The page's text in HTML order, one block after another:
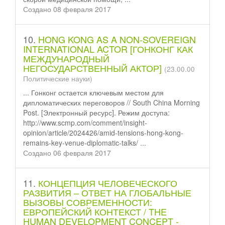
Создано 08 февраля 2017
10. HONG KONG AS A NON-SOVEREIGN
INTERNATIONAL ACTOR [ГОНКОНГ КАК
МЕЖДУНАРОДНЫЙ
НЕГОСУДАРСТВЕННЫЙ АКТОР] (23.00.00
Политические науки)
... Гонконг остается ключевым местом для
дипломатических переговоров // South China Morning
Post. [Электронный ресурс]. Режим доступа:
http://www.scmp.com/comment/insight-
opinion/article/2024426/amid-tensions-hong-kong-
remains-key-venue-diplomatic-talks/ ...
Создано 06 февраля 2017
11. КОНЦЕПЦИЯ ЧЕЛОВЕЧЕСКОГО
РАЗВИТИЯ – ОТВЕТ НА ГЛОБАЛЬНЫЕ
ВЫЗОВЫ СОВРЕМЕННОСТИ:
ЕВРОПЕЙСКИЙ КОНТЕКСТ / THE
HUMAN DEVELOPMENT CONCEPT -